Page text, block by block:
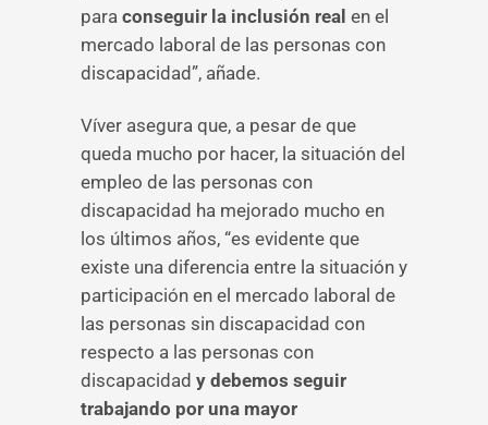
para conseguir la inclusión real en el
mercado laboral de las personas con
discapacidad”, añade.
Víver asegura que, a pesar de que
queda mucho por hacer, la situación del
empleo de las personas con
discapacidad ha mejorado mucho en
los últimos años, “es evidente que
existe una diferencia entre la situación y
participación en el mercado laboral de
las personas sin discapacidad con
respecto a las personas con
discapacidad y debemos seguir
trabajando por una mayor